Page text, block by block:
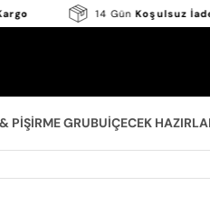
Kargo 14 GünKoşulsuz
PIŞIRME GRUBUİÇECEK